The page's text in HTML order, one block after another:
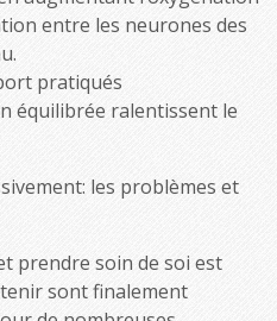
entre les neurones des
pratiqués
équilibrée ralentissent le
les problèmes et
prendre soin de soi est
tenir sont finalement